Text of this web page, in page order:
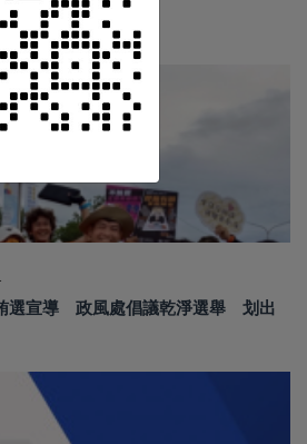
丼！好吃又好玩！
選宣導 政風處倡議乾淨選舉 划出
訂閱